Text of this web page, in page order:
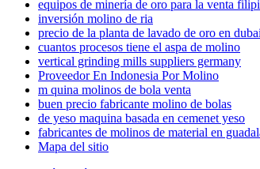
equipos de minería de oro para la venta
inversión molino de ria
precio de la planta de lavado de oro en dubai
cuantos procesos tiene el aspa de molino
vertical grinding mills suppliers germany
Proveedor En Indonesia Por Molino
m quina molinos de bola venta
buen precio fabricante molino de bolas
de yeso maquina basada en cemenet yeso
fabricantes de molinos de material en
Mapa del sitio